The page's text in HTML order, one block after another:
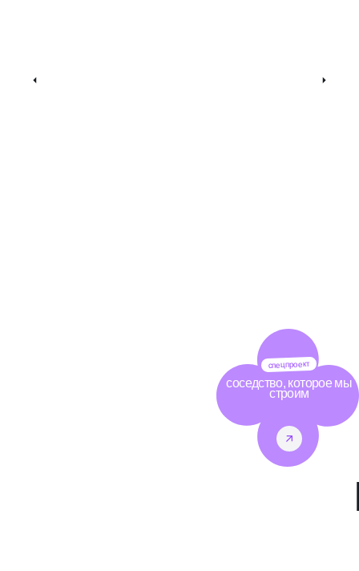
спецпроект
соседство, которое мы
строим